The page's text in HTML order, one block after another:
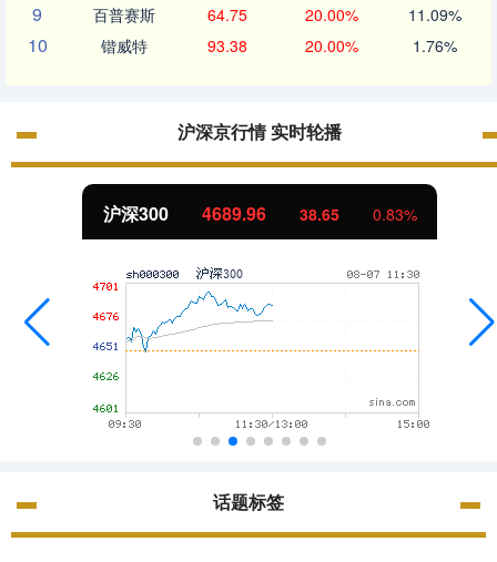
9 百普赛斯 64.75 20.00% 11.09%
10 锴威特 93.38 20.00% 1.76%
沪深京行情 实时轮播
沪深300 4689.96 38.65 0.83%
话题标签